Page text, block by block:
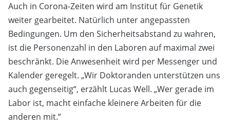
Auch in Corona-Zeiten wird am Institut für Genetik
weiter gearbeitet. Natürlich unter angepassten
Bedingungen. Um den Sicherheitsabstand zu wahren,
ist die Personenzahl in den Laboren auf maximal zwei
beschränkt. Die Anwesenheit wird per Messenger und
Kalender geregelt. „Wir Doktoranden unterstützen uns
auch gegenseitig“, erzählt Lucas Well. „Wer gerade im
Labor ist, macht einfache kleinere Arbeiten für die
anderen mit.“